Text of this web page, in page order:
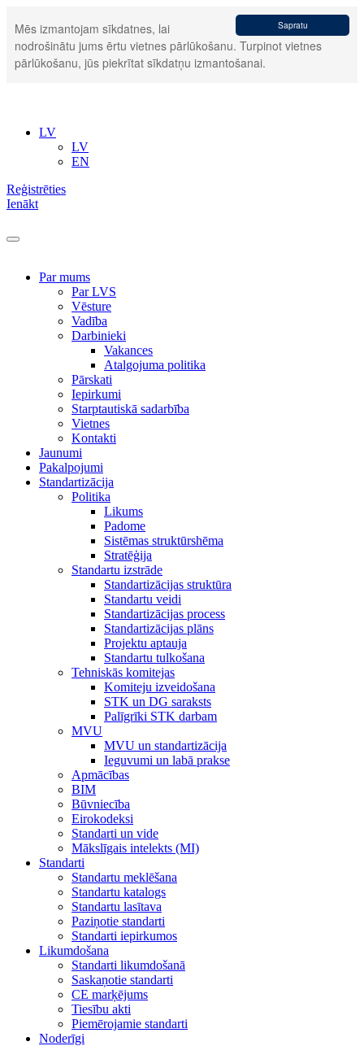
Sapratu
Mēs izmantojam sīkdatnes, lai
nodrošinātu jums ērtu vietnes pārlūkošanu. Turpinot vietnes
pārlūkošanu, jūs piekrītat sīkdatņu izmantošanai.
LV
LV
EN
Reģistrēties
Ienākt
Par mums
Par LVS
Vēsture
Vadība
Darbinieki
Vakances
Atalgojuma politika
Pārskati
Iepirkumi
Starptautiskā sadarbība
Vietnes
Kontakti
Jaunumi
Pakalpojumi
Standartizācija
Politika
Likums
Padome
Sistēmas struktūrshēma
Stratēģija
Standartu izstrāde
Standartizācijas struktūra
Standartu veidi
Standartizācijas process
Standartizācijas plāns
Projektu aptauja
Standartu tulkošana
Tehniskās komitejas
Komiteju izveidošana
STK un DG saraksts
Palīgrīki STK darbam
MVU
MVU un standartizācija
Ieguvumi un labā prakse
Apmācības
BIM
Būvniecība
Eirokodeksi
Standarti un vide
Mākslīgais intelekts (MI)
Standarti
Standartu meklēšana
Standartu katalogs
Standartu lasītava
Paziņotie standarti
Standarti iepirkumos
Likumdošana
Standarti likumdošanā
Saskaņotie standarti
CE marķējums
Tiesību akti
Piemērojamie standarti
Noderīgi